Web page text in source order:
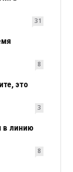
31
8
это
3
в линию
8